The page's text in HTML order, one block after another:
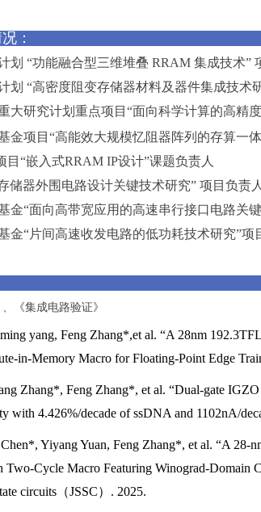
：
划 “功能融合型三维堆叠 RRAM 集成技术”
划 “高密度阻变存储器材料及器件集成技术
大研究计划重点项目“面向科学计算的高精
金项目“高能效大规模忆阻器阵列的存算
目“嵌入式RRAM IP设计”课题负责人
储器外围电路设计关键技术研究” 项目负责
金“面向高带宽应用的高速串行接口电路关
金“片间高速收发电路的低功耗技术研究”项
、《集成电路验证》
yang, Feng Zhang*,et al. “A 28nm
in-Memory Macro for Floating-Point Edge
Zhang*, Feng Zhang*, et al. “Dual-gate
with 4.426%/decade of ssDNA and 1102nA/
Yiyang Yuan, Feng Zhang*, et al. “A
Two-Cycle Macro Featuring Winograd-Domain
circuits（JSSC）. 2025.